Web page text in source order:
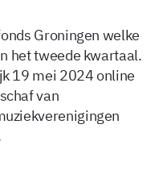
Groningen welke
het tweede kwartaal.
19 mei 2024 online
van